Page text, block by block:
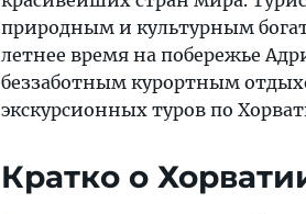
природным и культурным
летнее время на побережье
беззаботным курортным
экскурсионных туров по
Кратко о